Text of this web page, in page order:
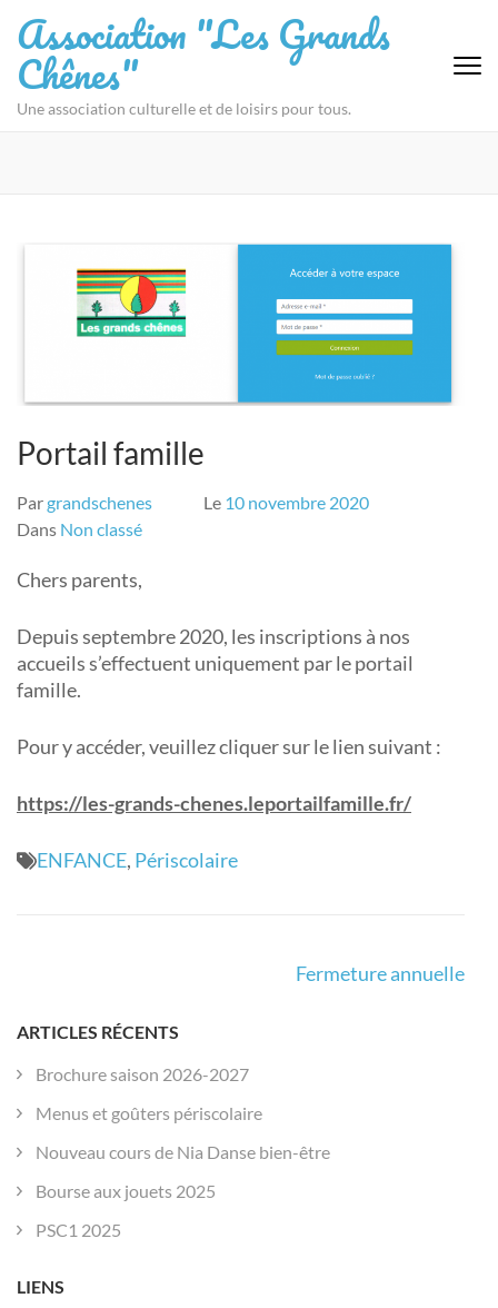
au
contenu
(Pressez
Entrée)
Association "Les Grands
Chênes"
Une association culturelle et de loisirs pour tous.
Portail famille
Pargrandschenes Le 10 novembre 2020
Dans Non classé
Chers parents,
Depuis septembre 2020, les inscriptions à nos
accueils s’effectuent uniquement par le portail
famille.
Pour y accéder, veuillez cliquer sur le lien suivant :
https://les-grands-chenes.leportailfamille.fr/
ENFANCE, Périscolaire
l’article
Fermeture annuelle
ARTICLES RÉCENTS
Brochure saison 2026-2027
Menus et goûters périscolaire
Nouveau cours de Nia Danse bien-être
Bourse aux jouets 2025
PSC1 2025
LIENS